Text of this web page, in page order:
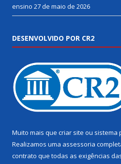
ensino 27 de maio de 2026
DESENVOLVIDO POR CR2
Muito mais que criar site ou sistema
Realizamos uma assessoria
contrato que todas as exigências